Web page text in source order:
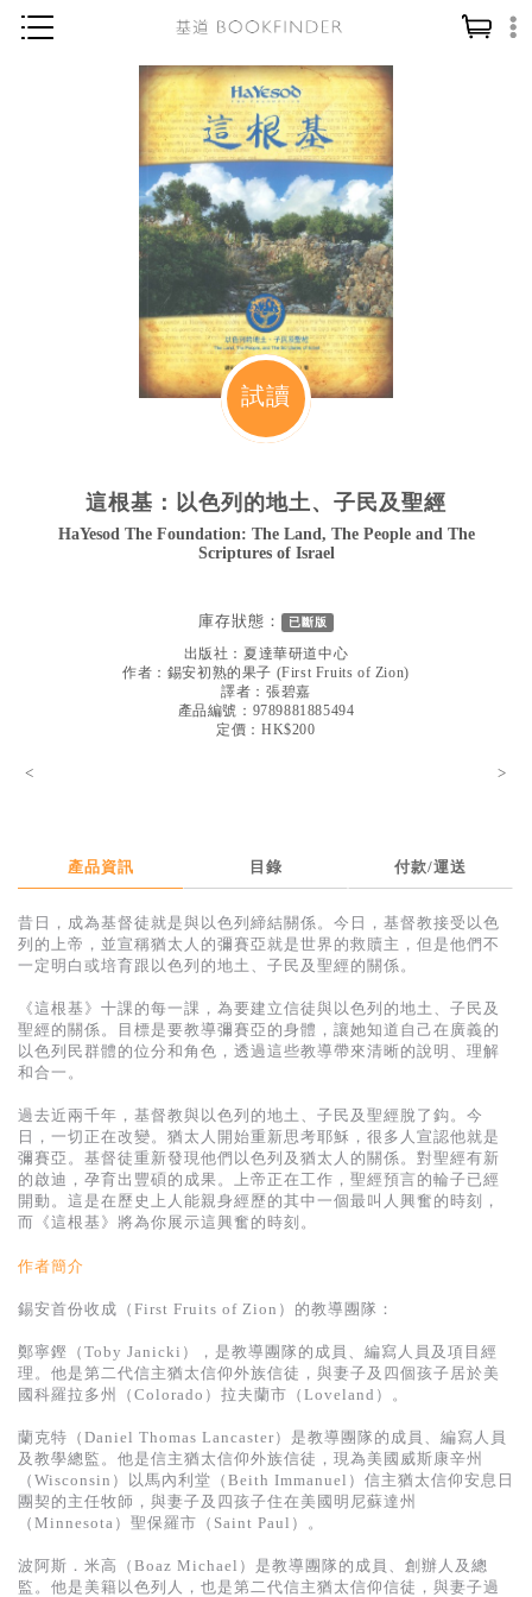
神學／教義
讀經／研經
聖經
信仰入門
教會歷史
靈修／禱告
信徒生活
教會事工
哲學／宗教比較
精選影音
暢銷榜
英文二手書
電子書
試讀
這根基：以色列的地土、子民及聖經
HaYesod The Foundation: The Land, The People and The
Scriptures of Israel
庫存狀態： 已斷版
出版社： 夏達華研道中心
作者： 錫安初熟的果子 (First Fruits of Zion)
譯者： 張碧嘉
產品編號：9789881885494
定價：HK$200
< >
產品資訊 目錄 付款/運送
昔日，成為基督徒就是與以色列締結關係。今日，基督教接受以色
列的上帝，並宣稱猶太人的彌賽亞就是世界的救贖主，但是他們不
一定明白或培育跟以色列的地土、子民及聖經的關係。
《這根基》十課的每一課，為要建立信徒與以色列的地土、子民及
聖經的關係。目標是要教導彌賽亞的身體，讓她知道自己在廣義的
以色列民群體的位分和角色，透過這些教導帶來清晰的說明、理解
和合一。
過去近兩千年，基督教與以色列的地土、子民及聖經脫了鈎。今
日，一切正在改變。猶太人開始重新思考耶穌，很多人宣認他就是
彌賽亞。基督徒重新發現他們以色列及猶太人的關係。對聖經有新
的啟迪，孕育出豐碩的成果。上帝正在工作，聖經預言的輪子已經
開動。這是在歷史上人能親身經歷的其中一個最叫人興奮的時刻，
而《這根基》將為你展示這興奮的時刻。
作者簡介
錫安首份收成（First Fruits of Zion）的教導團隊：
鄭寧鏗（Toby Janicki），是教導團隊的成員、編寫人員及項目經
理。他是第二代信主猶太信仰外族信徒，與妻子及四個孩子居於美
國科羅拉多州（Colorado）拉夫蘭市（Loveland）。
蘭克特（Daniel Thomas Lancaster）是教導團隊的成員、編寫人員
及教學總監。他是信主猶太信仰外族信徒，現為美國威斯康辛州
（Wisconsin）以馬內利堂（Beith Immanuel）信主猶太信仰安息日
團契的主任牧師，與妻子及四孩子住在美國明尼蘇達州
（Minnesota）聖保羅市（Saint Paul）。
波阿斯．米高（Boaz Michael）是教導團隊的成員、創辦人及總
監。他是美籍以色列人，也是第二代信主猶太信仰信徒，與妻子過